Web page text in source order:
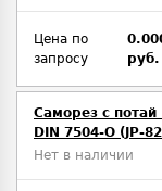
Цена по
запросу
руб.
Саморез с
DIN 7504-O (JP-
Нет в наличии